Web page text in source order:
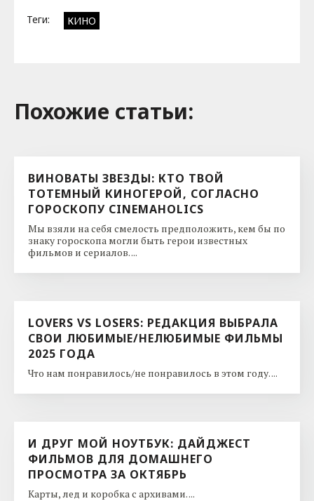
Теги: КИНО
Похожие cтатьи:
ВИНОВАТЫ ЗВЕЗДЫ: КТО ТВОЙ
ТОТЕМНЫЙ КИНОГЕРОЙ, СОГЛАСНО
ГОРОСКОПУ CINEMAHOLICS
Мы взяли на себя смелость предположить, кем бы по
знаку гороскопа могли быть герои известных
фильмов и сериалов. ...
LOVERS VS LOSERS: РЕДАКЦИЯ ВЫБРАЛА
СВОИ ЛЮБИМЫЕ/НЕЛЮБИМЫЕ ФИЛЬМЫ
2025 ГОДА
Что нам понравилось/не понравилось в этом году. ...
И ДРУГ МОЙ НОУТБУК: ДАЙДЖЕСТ
ФИЛЬМОВ ДЛЯ ДОМАШНЕГО
ПРОСМОТРА ЗА ОКТЯБРЬ
Карты, лед и коробка с архивами. ...